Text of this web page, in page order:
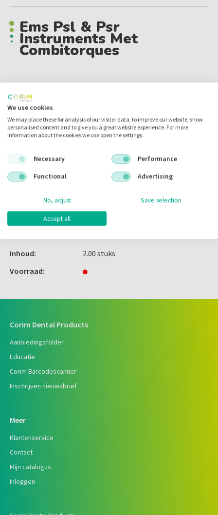
Ems Psl & Psr
Instruments Met
Combitorques
Inloggen
mijn barcodes
Inhoud:
2.00 stuks
Voorraad:
Corim Dental Products
Aanbiedingsfolder
Educatie
Corim Barcodescanner
Inschrijven nieuwsbrief
Meer
Klantenservice
Contact
Mijn catalogus
Inloggen
We use cookies
We may place these for analysis of our visitor data, to improve our website, show
personalised content and to give you a great website experience. For more
information about the cookies we use open the settings.
Necessary
Performance
Functional
Advertising
No, adjust Save selection
Accept all